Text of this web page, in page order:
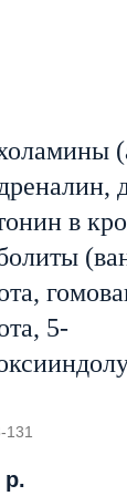
в
5-
131
р.